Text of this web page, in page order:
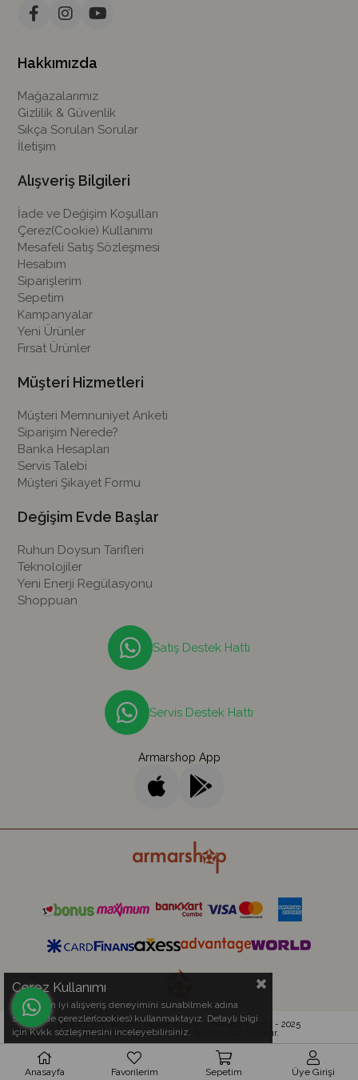
Hakkımızda
Mağazalarımız
Gizlilik & Güvenlik
Sıkça Sorulan Sorular
İletişim
Alışveriş Bilgileri
İade ve Değişim Koşulları
Çerez(Cookie) Kullanımı
Mesafeli Satış Sözleşmesi
Hesabım
Siparişlerim
Sepetim
Kampanyalar
Yeni Ürünler
Fırsat Ürünler
Müşteri Hizmetleri
Müşteri Memnuniyet Anketi
Siparişim Nerede?
Banka Hesapları
Servis Talebi
Müşteri Şikayet Formu
Değişim Evde Başlar
Ruhun Doysun Tarifleri
Teknolojiler
Yeni Enerji Regülasyonu
Shoppuan
Satış Destek Hattı
Servis Destek Hattı
Armarshop App
Kıbrıs'ın En Gelişmiş Online Alışveriş Merkezi © 2014 - 2025
Armar Electronics Ltd.- Tüm Hakları Saklıdır.
Çerez Kullanımı
Sizlere en iyi alışveriş deneyimini sunabilmek adına
sitemizde çerezler(cookies) kullanmaktayız. Detaylı bilgi
için Kvkk sözleşmesini inceleyebilirsiniz.
Anasayfa Favorilerim Sepetim Üye Girişi